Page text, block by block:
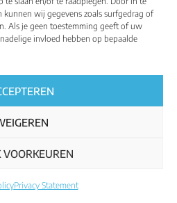
kunnen wij gegevens zoals surfgedrag of
Als je geen toestemming geeft of uw
invloed hebben op bepaalde
VOORKEUREN
Privacy Statement